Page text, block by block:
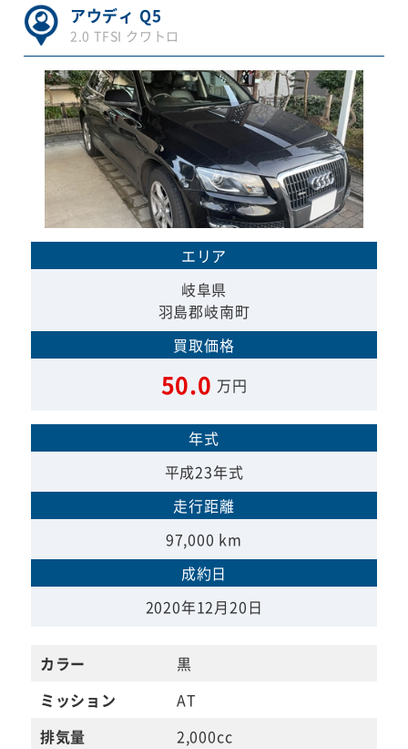
アウディ Q5
2.0 TFSI クワトロ
エリア
岐阜県
羽島郡岐南町
買取価格
50.0 万円
年式
平成23年式
走行距離
97,000 km
成約日
2020年12月20日
カラー
黒
ミッション
AT
排気量
2,000cc